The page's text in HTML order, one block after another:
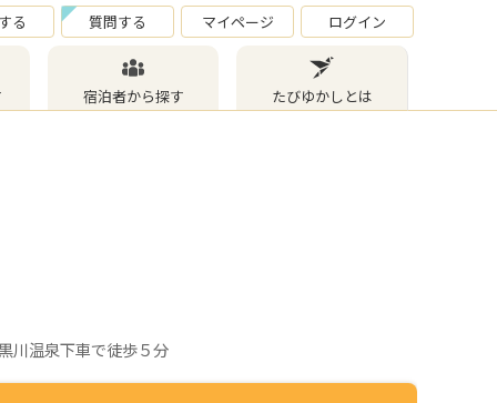
る 質問する マイページ ログイン
宿泊者から探す たびゆかしとは
川温泉下車で徒歩５分